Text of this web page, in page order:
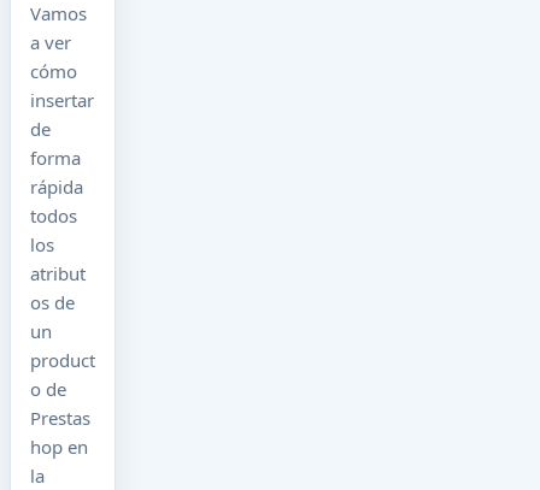
Vamos
a ver
cómo
insertar
de
forma
rápida
todos
los
atribut
os de
un
product
o de
Prestas
hop en
la